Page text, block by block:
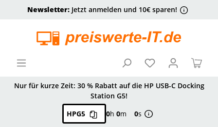
springen
Newsletter:Jetzt anmelden und 10€ sparen!
Nur für kurze Zeit: 30 % Rabatt auf die HP USB-C Docking
Station G5!
HPG5
0h 0m 0s